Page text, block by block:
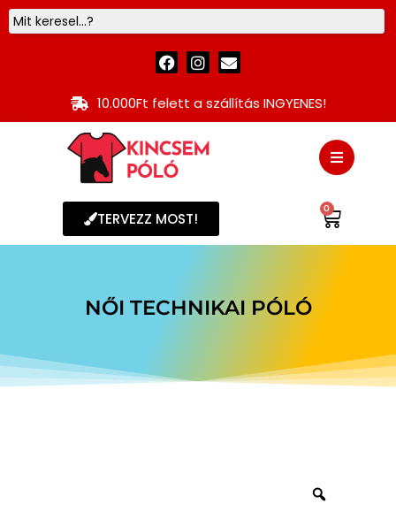
10.000Ft felett a szállítás INGYENES!
TERVEZZ MOST!
0
NŐI TECHNIKAI PÓLÓ